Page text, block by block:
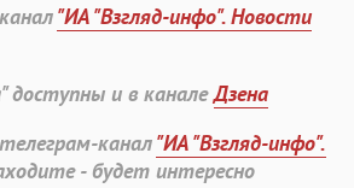
"ИА "Взгляд-инфо". Новости
доступны и в каналеДзена
канал"ИА "Взгляд-инфо".
- будет интересно